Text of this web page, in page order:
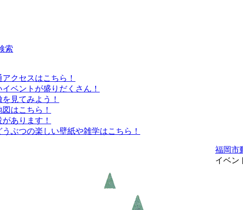
福岡市
イベン